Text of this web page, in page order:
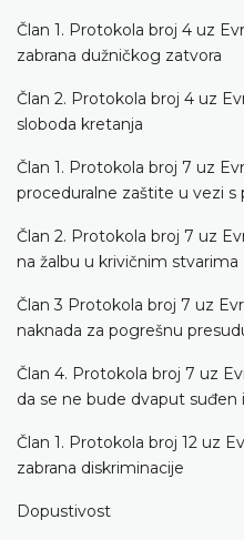
Član 1. Protokola broj 4 uz
zabrana dužničkog zatvora
Član 2. Protokola broj 4 uz
sloboda kretanja
Član 1. Protokola broj 7 uz
proceduralne zaštite u vezi s
Član 2. Protokola broj 7 uz
na žalbu u krivičnim stvarima
Član 3 Protokola broj 7 uz
naknada za pogrešnu
Član 4. Protokola broj 7 uz
da se ne bude dvaput suđen
Član 1. Protokola broj 12 uz
zabrana diskriminacije
Dopustivost